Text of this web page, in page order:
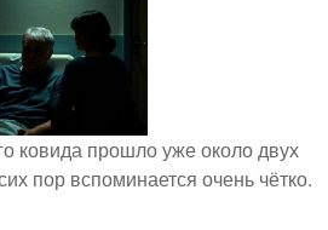
ковида прошло уже около двух
пор вспоминается очень чётко.